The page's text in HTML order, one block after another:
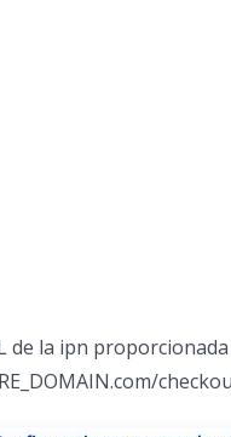
de la ipn